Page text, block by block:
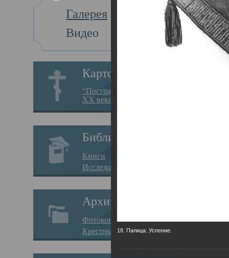
Галерея
Видео
Картотека
“Пострадавшие за веру в
XX веке на Севере”
Библиотека
Книги
Исследования
Архив
Фотокопии дел
Крестные ходы
Главная
18. Палица. Успение.